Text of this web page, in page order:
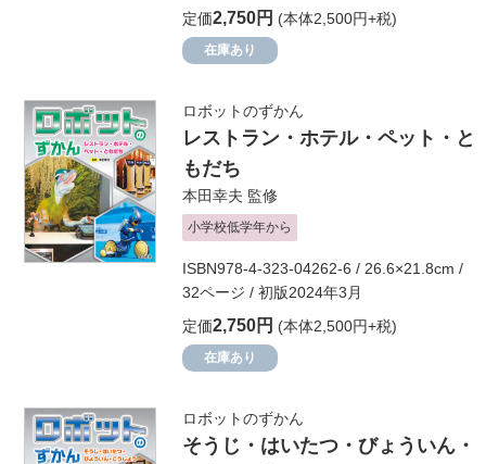
定価2,750円 (本体2,500円+税)
在庫あり
ロボットのずかん
レストラン・ホテル・ペット・と
もだち
本田幸夫 監修
小学校低学年から
ISBN978-4-323-04262-6 / 26.6×21.8cm /
32ページ / 初版2024年3月
定価2,750円 (本体2,500円+税)
在庫あり
ロボットのずかん
そうじ・はいたつ・びょういん・